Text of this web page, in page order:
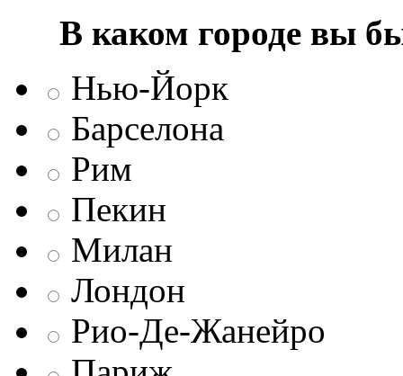
В каком городе вы
Нью-Йорк
Барселона
Рим
Пекин
Милан
Лондон
Рио-Де-Жанейро